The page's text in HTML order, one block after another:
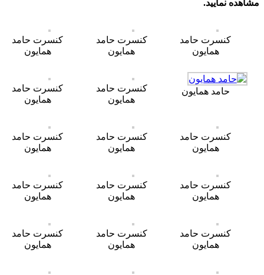
مشاهده نمایید.
کنسرت حامد
همایون
کنسرت حامد
همایون
کنسرت حامد
همایون
حامد همایون
کنسرت حامد
همایون
کنسرت حامد
همایون
کنسرت حامد
همایون
کنسرت حامد
همایون
کنسرت حامد
همایون
کنسرت حامد
همایون
کنسرت حامد
همایون
کنسرت حامد
همایون
کنسرت حامد
همایون
کنسرت حامد
همایون
کنسرت حامد
همایون